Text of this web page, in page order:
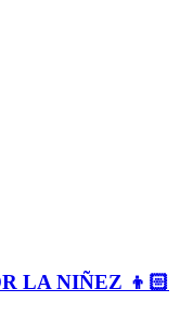
LA NIÑEZ 👦🏻